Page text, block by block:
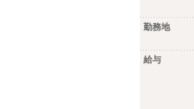
勤務地
給与